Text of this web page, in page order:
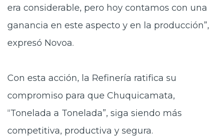
era considerable, pero hoy contamos con una
ganancia en este aspecto y en la producción”,
expresó Novoa.
Con esta acción, la Refinería ratifica su
compromiso para que Chuquicamata,
“Tonelada a Tonelada”, siga siendo más
competitiva, productiva y segura.